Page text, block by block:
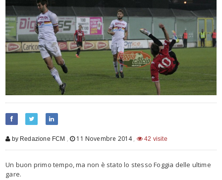
by Redazione FCM , 11 Novembre 2014, 42 visite
Un buon primo tempo, ma non è stato lo stesso Foggia delle ultime
gare.